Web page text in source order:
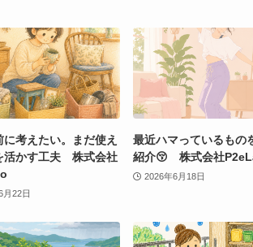
に考えたい。まだ使え
活かす工夫 株式会社
月22日
最近ハマっているもの
紹介😚 株式会社
2026年6月18日